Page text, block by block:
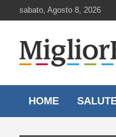
to
sabato, Agosto 8, 2026
HOME